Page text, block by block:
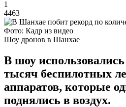
1
4463
Фото: Кадр из видео
Шоу дронов в Шанхае
В шоу
тысяч беспилотных
аппаратов, которые
поднялись в воздух.